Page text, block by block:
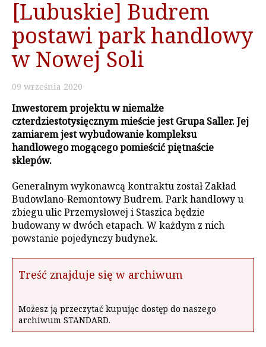
[Lubuskie] Budrem
postawi park handlowy
w Nowej Soli
09 września 2020
Inwestorem projektu w niemalże
czterdziestotysięcznym mieście jest Grupa Saller. Jej
zamiarem jest wybudowanie kompleksu
handlowego mogącego pomieścić piętnaście
sklepów.
Generalnym wykonawcą kontraktu został Zakład
Budowlano-Remontowy Budrem. Park handlowy u
zbiegu ulic Przemysłowej i Staszica będzie
budowany w dwóch etapach. W każdym z nich
powstanie pojedynczy budynek.
Treść znajduje się w archiwum
Możesz ją przeczytać kupując dostęp do naszego
archiwum STANDARD.